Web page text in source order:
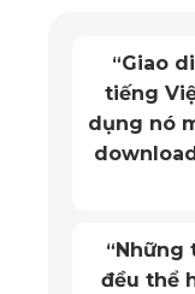
“Giao
tiếng
dụng nó
“ Những
đều thể